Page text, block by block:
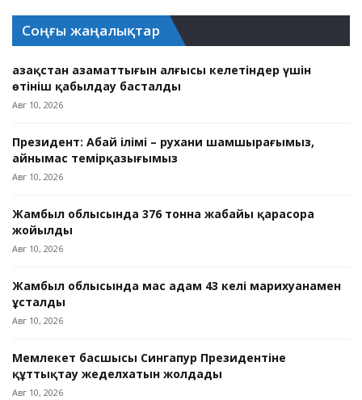
Соңғы жаңалықтар
Қазақстан азаматтығын алғысы келетіндер үшін
өтініш қабылдау басталды
Авг 10, 2026
Президент: Абай ілімі – рухани шамшырағымыз,
айнымас темірқазығымыз
Авг 10, 2026
Жамбыл облысында 376 тонна жабайы қарасора
жойылды
Авг 10, 2026
Жамбыл облысында мас адам 43 келі марихуанамен
ұсталды
Авг 10, 2026
Мемлекет басшысы Сингапур Президентіне
құттықтау жеделхатын жолдады
Авг 10, 2026